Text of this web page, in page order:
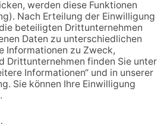
Jugendchor Hochtaunus
präsentiert sein neues
Programm „Changes“
Hisamoto und Tölke begeistern
mit Werken von Walter
Wachsmuth